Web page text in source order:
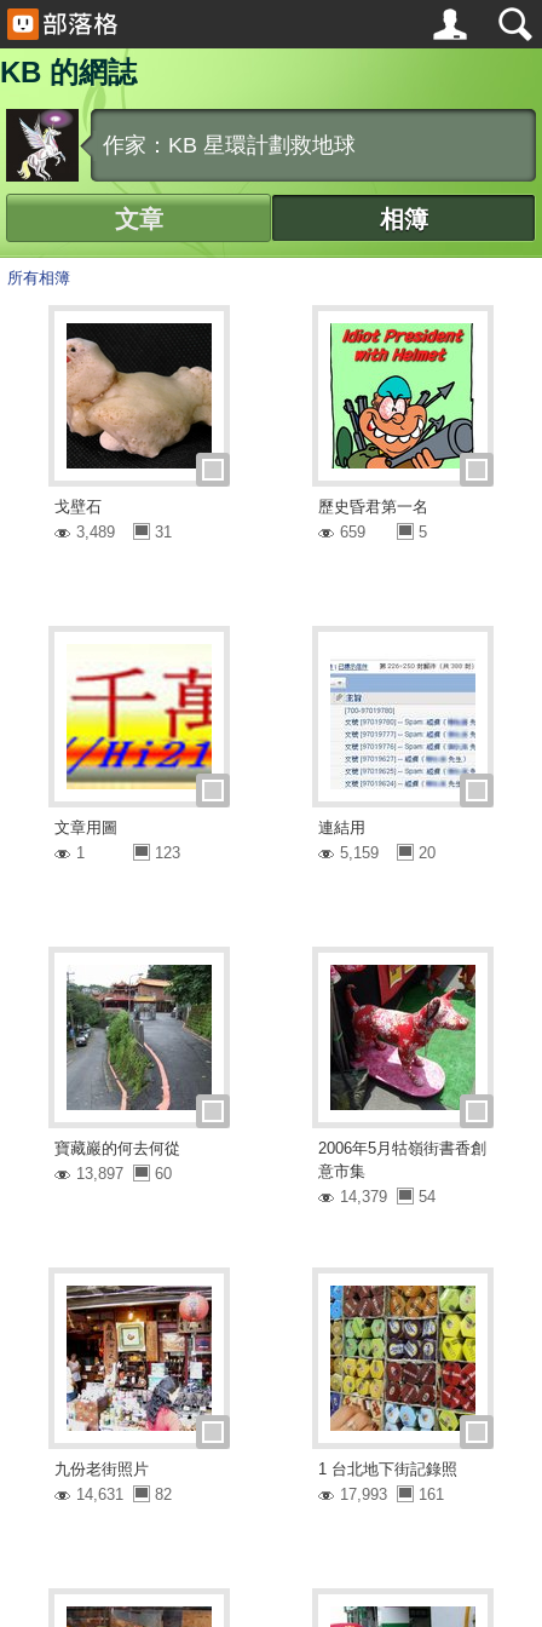
KB 的網誌
作家：KB 星環計劃救地球
文章 相簿
所有相簿
戈壁石
3,489
31
歷史昏君第一名
659
5
文章用圖
1
123
連結用
5,159
20
寶藏巖的何去何從
13,897
60
2006年5月牯嶺街書香創
意市集
14,379
54
九份老街照片
14,631
82
1 台北地下街記錄照
17,993
161